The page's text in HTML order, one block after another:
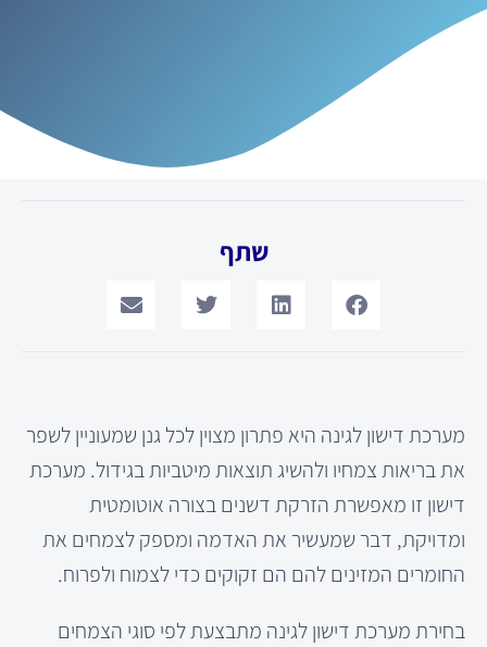
שתף
מערכת דישון לגינה היא פתרון מצוין לכל גנן שמעוניין לשפר
את בריאות צמחיו ולהשיג תוצאות מיטביות בגידול. מערכת
דישון זו מאפשרת הזרקת דשנים בצורה אוטומטית
ומדויקת, דבר שמעשיר את האדמה ומספק לצמחים את
החומרים המזינים להם הם זקוקים כדי לצמוח ולפרוח.
בחירת מערכת דישון לגינה מתבצעת לפי סוגי הצמחים